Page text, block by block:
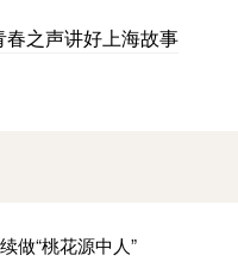
之声讲好上海故事
做“桃花源中人”